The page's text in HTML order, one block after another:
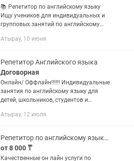
📚 Репетитор по английскому языку
Ищу учеников для индивидуальных и
групповых занятий по английскому
опыт преподавания: 3 года — работаю
Атырау, 10 июня
Репетитор Английского языка
Договорная
Онлайн/ Оффлайн!!!!!! Индивидуальные
занятия по английскому языку для
детей, школьников, студентов и
грамматику, расширить словарный
Атырау, 12 июля
Репетитор по английскому языку онлайн
от 8 000 ₸
Качественные он лайн услуги по